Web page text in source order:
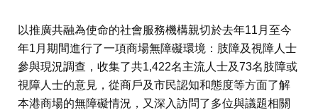
以推廣共融為使命的社會服務機構親切於去年11月至今
年1月期間進行了一項商場無障礙環境：肢障及視障人士
參與現況調查，收集了共1,422名主流人士及73名肢障或
視障人士的意見，從商戶及市民認知和態度等方面了解
本港商場的無障礙情況，又深入訪問了多位與議題相關